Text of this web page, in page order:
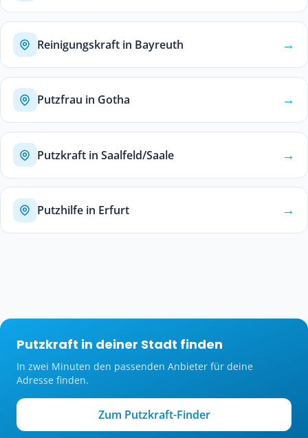
Reinigungskraft in Bayreuth →
Putzfrau in Gotha →
Putzkraft in Saalfeld/Saale →
Putzhilfe in Erfurt →
Putzkraft in deiner Stadt finden
In zwei Minuten den passenden Anbieter für deine
Adresse finden.
Zum Putzkraft-Finder